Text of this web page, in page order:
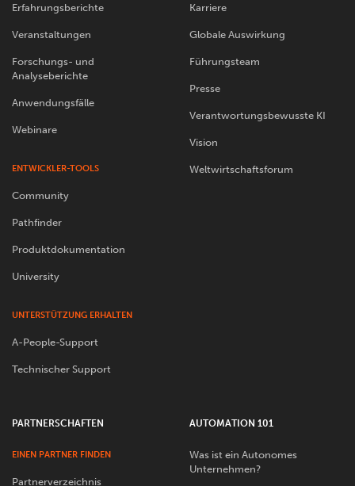
Erfahrungsberichte
Veranstaltungen
Forschungs- und
Analyseberichte
Anwendungsfälle
Webinare
ENTWICKLER-TOOLS
Community
Pathfinder
Produktdokumentation
University
UNTERSTÜTZUNG ERHALTEN
A-People-Support
Technischer Support
Karriere
Globale Auswirkung
Führungsteam
Presse
Verantwortungsbewusste KI
Vision
Weltwirtschaftsforum
PARTNERSCHAFTEN
EINEN PARTNER FINDEN
Partnerverzeichnis
AUTOMATION 101
Was ist ein Autonomes
Unternehmen?